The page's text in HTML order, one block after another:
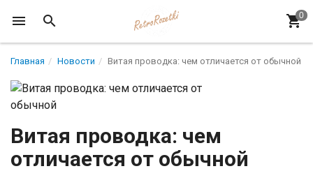
Главная Новости Витая проводка: чем отличается от обычной
Витая проводка: чем
отличается от обычной